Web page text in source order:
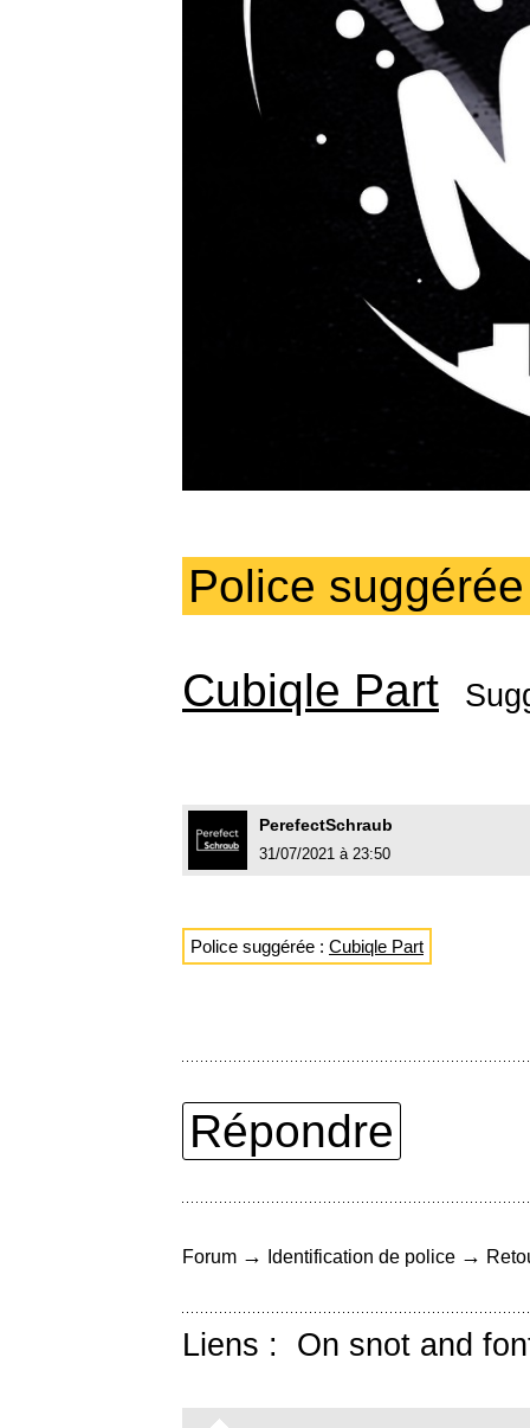
Police suggérée
Cubiqle Part
PerefectSchraub
31/07/2021 à 23:50
Police suggérée : Cubiqle Part
Répondre
Forum → Identification de police →
Liens : On snot and